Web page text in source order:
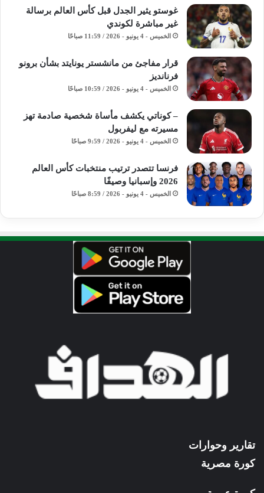
غوستو يثير الجدل قبل كأس العالم برسالة
غير مباشرة لكوندي
الخميس - 4 يونيو - 2026 / 11:59 صباحًا
قرار مفاجئ من مانشستر يونايتد بشأن برونو
فرنانديز
الخميس - 4 يونيو - 2026 / 10:59 صباحًا
– كوناتي يكشف مأساة شخصية صادمة تهز
مسيرته مع ليفربول
الخميس - 4 يونيو - 2026 / 9:59 صباحًا
فرنسا تتصدر ترتيب منتخبات كأس العالم
2026 وإسبانيا وصيفًا
الخميس - 4 يونيو - 2026 / 8:59 صباحًا
تقارير وحوارات
كورة مصرية